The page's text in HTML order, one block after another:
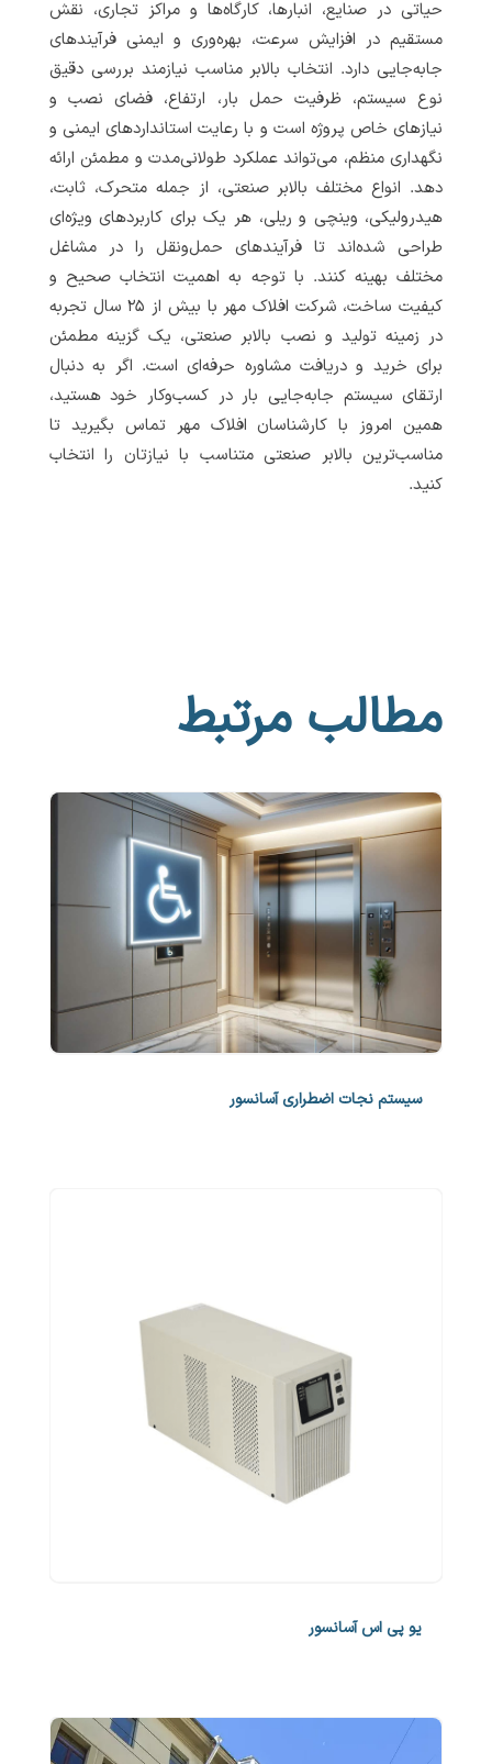
حیاتی در صنایع، انبارها، کارگاه‌ها و مراکز تجاری، نقش
مستقیم در افزایش سرعت، بهره‌وری و ایمنی فرآیندهای
جابه‌جایی دارد. انتخاب بالابر مناسب نیازمند بررسی دقیق
نوع سیستم، ظرفیت حمل بار، ارتفاع، فضای نصب و
نیازهای خاص پروژه است و با رعایت استانداردهای ایمنی و
نگهداری منظم، می‌تواند عملکرد طولانی‌مدت و مطمئن ارائه
دهد. انواع مختلف بالابر صنعتی، از جمله متحرک، ثابت،
هیدرولیکی، وینچی و ریلی، هر یک برای کاربردهای ویژه‌ای
طراحی شده‌اند تا فرآیندهای حمل‌ونقل را در مشاغل
مختلف بهینه کنند. با توجه به اهمیت انتخاب صحیح و
کیفیت ساخت، شرکت افلاک مهر با بیش از ۲۵ سال تجربه
در زمینه تولید و نصب بالابر صنعتی، یک گزینه مطمئن
برای خرید و دریافت مشاوره حرفه‌ای است. اگر به دنبال
ارتقای سیستم جابه‌جایی بار در کسب‌وکار خود هستید،
همین امروز با کارشناسان افلاک مهر تماس بگیرید تا
مناسب‌ترین بالابر صنعتی متناسب با نیازتان را انتخاب
کنید.
مطالب مرتبط
سیستم نجات اضطراری آسانسور
یو پی اس آسانسور